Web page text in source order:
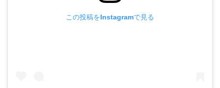
この投稿をInstagramで見る